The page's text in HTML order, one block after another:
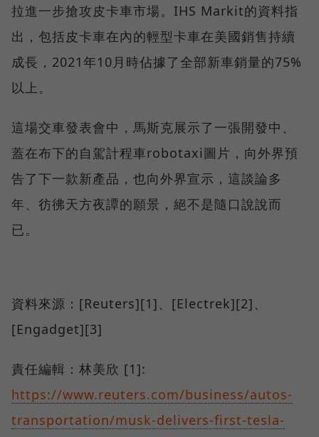
拉進一步搶攻皮卡車市場。IHS Markit的資料指
出，包括皮卡車在內的輕型卡車在美國銷售持續
成長，2021年10月時佔據了全部新車銷量的75%
以上。
這場交車發表會中，馬斯克展示了一張開發中、
蓋在布下的自駕計程車robotaxi圖片，向外界預
告了下一款新產品，也向外界宣示，這談論多
年、彷彿天方夜譚的願景，絕不是隨口說說而
已。
資料來源：[Reuters][1]、[Electrek][2]、
[Engadget][3]
責任編輯：林美欣 [1]:
https://www.reuters.com/business/autos-
transportation/musk-delivers-first-tesla-